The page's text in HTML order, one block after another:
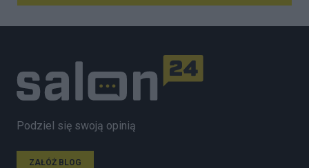
Podziel się swoją opinią
ZAŁÓŻ BLOG